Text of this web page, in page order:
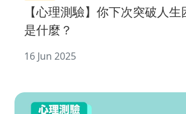
【心理測驗】你下次突破人
是什麼？
16 Jun 2025